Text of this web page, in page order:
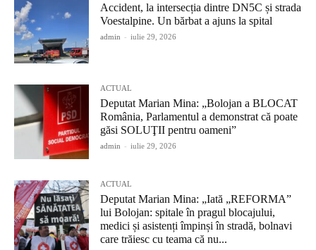
Accident, la intersecția dintre DN5C și strada
Voestalpine. Un bărbat a ajuns la spital
admin - iulie 29, 2026
ACTUAL
Deputat Marian Mina: „Bolojan a BLOCAT
România, Parlamentul a demonstrat că poate
găsi SOLUŢII pentru oameni”
admin - iulie 29, 2026
ACTUAL
Deputat Marian Mina: „Iată „REFORMA”
lui Bolojan: spitale în pragul blocajului,
medici și asistenți împinși în stradă, bolnavi
care trăiesc cu teama că nu...